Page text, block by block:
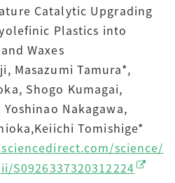
Catalytic Upgrading
Plastics into
Waxes
Masazumi Tamura*,
Shogo Kumagai,
Nakagawa,
Tomishige*
science/
S0926337320312224